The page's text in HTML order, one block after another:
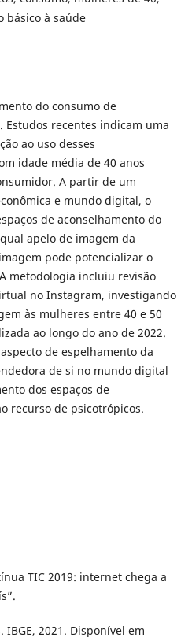
básico à saúde
do consumo de
recentes indicam uma
ao uso desses
idade média de 40 anos
A partir de um
e mundo digital, o
de aconselhamento do
apelo de imagem da
pode potencializar o
metodologia incluiu revisão
no Instagram, investigando
às mulheres entre 40 e 50
ao longo do ano de 2022.
de espelhamento da
de si no mundo digital
dos espaços de
recurso de psicotrópicos.
TIC 2019: internet chega a
IBGE, 2021. Disponível em